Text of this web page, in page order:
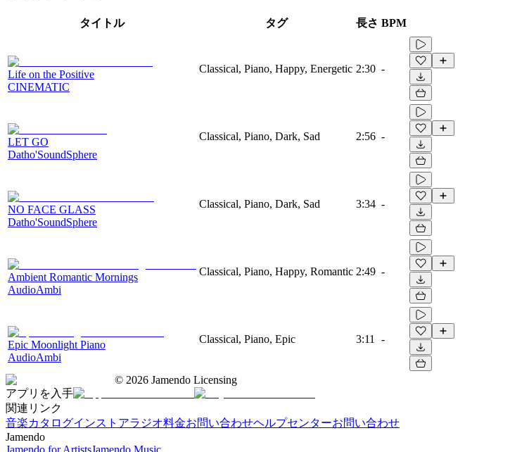
タイトル タグ 長さ BPM
Life on the Positive
CINEMATIC
Classical, Piano, Happy, Energetic 2:30 -
LET GO
Datho'SoundSphere
Classical, Piano, Dark, Sad 2:56 -
NO FACE GLASS
Datho'SoundSphere
Classical, Piano, Dark, Sad 3:34 -
Ambient Romantic Mornings
AudioAmbi
Classical, Piano, Happy, Romantic 2:49 -
Epic Moonlight Piano
AudioAmbi
Classical, Piano, Epic 3:11 -
© 2026 Jamendo Licensing
アプリを入手
関連リンク
音楽カタログインストアラジオ料金お問い合わせヘルプセンターお問い合わせ
Jamendo
Jamendo for ArtistsJamendo Music